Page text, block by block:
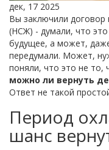
дек, 17 2025
Вы заключили договор
(НСЖ) - думали, что
будущее, а может,
передумали. Может,
поняли, что это не то,
можно ли вернуть
Ответ не такой
Период
шанс